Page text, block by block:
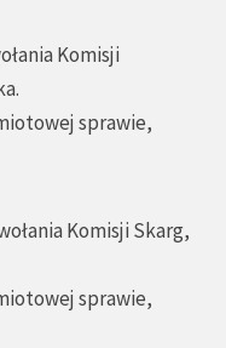
Komisji
sprawie,
Komisji Skarg,
sprawie,